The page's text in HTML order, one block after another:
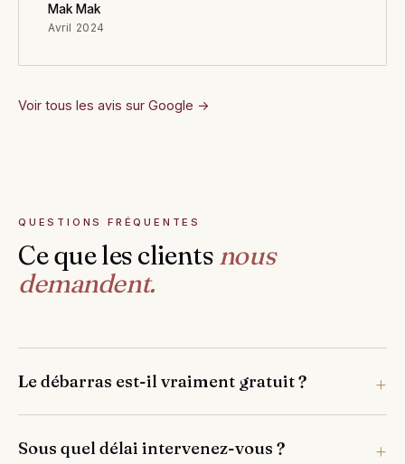
Mak Mak
Avril 2024
Voir tous les avis sur Google →
QUESTIONS FRÉQUENTES
Ce que les clients nous
demandent.
Le débarras est-il vraiment gratuit ?
Sous quel délai intervenez-vous ?